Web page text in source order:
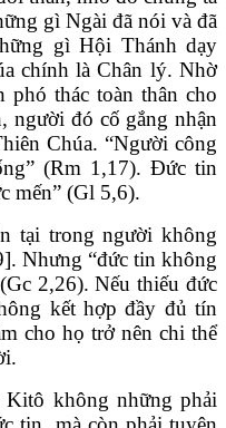
gì Ngài đã nói và đã
gì Hội Thánh dạy
chính là Chân lý. Nhờ
thác toàn thân cho
người đó cố gắng nhận
Chúa. “Người công
(Rm 1,17). Đức tin
mến” (Gl 5,6).
tại trong người không
Nhưng “đức tin không
2,26). Nếu thiếu đức
kết hợp đầy đủ tín
cho họ trở nên chi thể
không những phải